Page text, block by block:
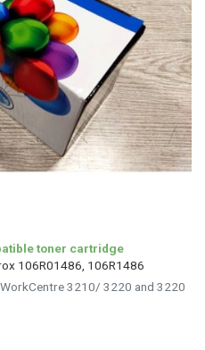
toner cartridge
106R01486, 106R1486
3210/ 3220 and 3220